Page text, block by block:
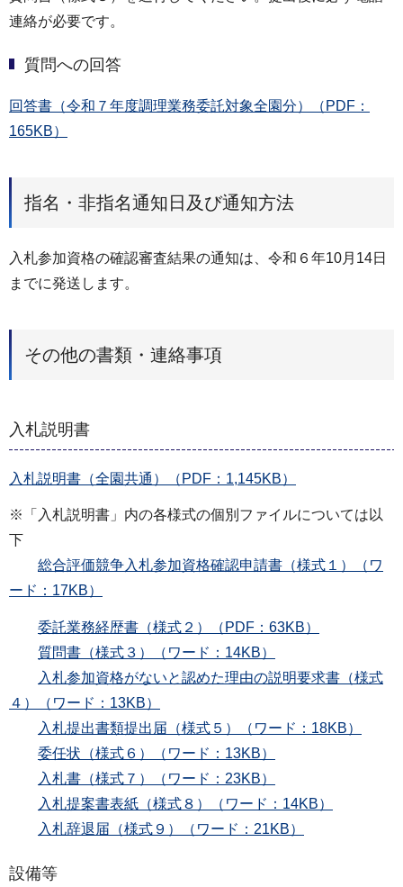
連絡が必要です。
質問への回答
回答書（令和７年度調理業務委託対象全園分）（PDF：
165KB）
指名・非指名通知日及び通知方法
入札参加資格の確認審査結果の通知は、令和６年10月14日
までに発送します。
その他の書類・連絡事項
入札説明書
入札説明書（全園共通）（PDF：1,145KB）
※「入札説明書」内の各様式の個別ファイルについては以
下
総合評価競争入札参加資格確認申請書（様式１）（ワ
ード：17KB）
委託業務経歴書（様式２）（PDF：63KB）
質問書（様式３）（ワード：14KB）
入札参加資格がないと認めた理由の説明要求書（様式
４）（ワード：13KB）
入札提出書類提出届（様式５）（ワード：18KB）
委任状（様式６）（ワード：13KB）
入札書（様式７）（ワード：23KB）
入札提案書表紙（様式８）（ワード：14KB）
入札辞退届（様式９）（ワード：21KB）
設備等